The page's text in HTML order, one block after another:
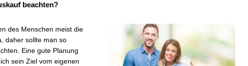
beachten?
des Menschen meist die
daher sollte man so
Eine gute Planung
sein Ziel vom eigenen